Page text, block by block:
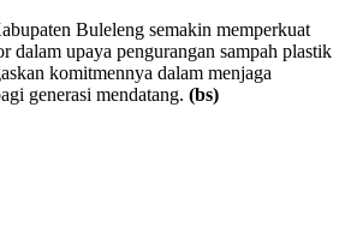
Buleleng semakin memperkuat
dalam upaya pengurangan sampah plastik
komitmennya dalam menjaga
generasi mendatang. (bs)